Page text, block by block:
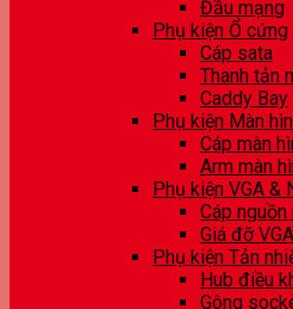
Đầu mạng
Phụ kiện Ổ cứng
Cáp sata
Thanh tản
Caddy Bay
Phụ kiện Màn
Cáp màn
Arm màn
Phụ kiện VGA &
Cáp
Giá đỡ VGA
Phụ kiện Tản
Hub điều
Gông